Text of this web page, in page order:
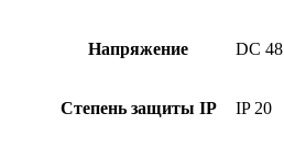
Напряжение DC 48
Степень защиты IP IP 20